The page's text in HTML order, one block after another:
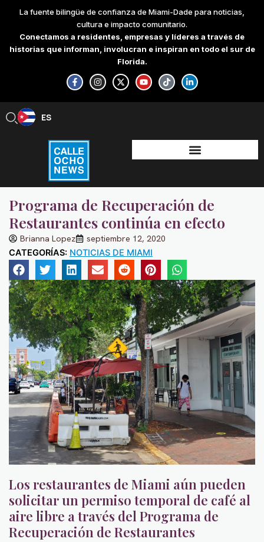
content
La fuente bilingüe de confianza de Miami-Dade para noticias,
cultura e impacto comunitario.
Conectamos a residentes, empresas y líderes a través de
historias que informan, involucran e inspiran en todo el sur de
Florida.
F
a
c
e
-
f
I
n
s
t
X
-
t
w
Y
o
u
t
T
i
k
t
L
i
n
k
-
i
n
ES
EN
Programa de Recuperación de
Restaurantes continúa en efecto
Brianna Lopez septiembre 12, 2020
CATEGORÍAS: NOTICIAS DE MIAMI
Los restaurantes de Miami aún pueden
solicitar un permiso temporal de café al
aire libre a través del Programa de
Recuperación de Restaurantes